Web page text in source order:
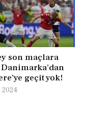
son maçlara
geçit yok!
2024